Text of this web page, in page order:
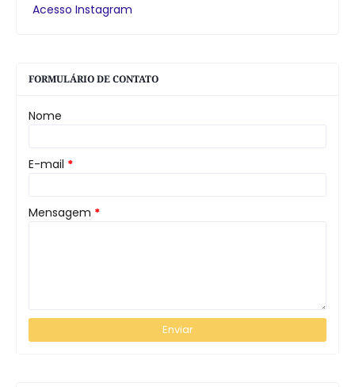
Acesso Instagram
FORMULÁRIO DE CONTATO
Nome
E-mail *
Mensagem *